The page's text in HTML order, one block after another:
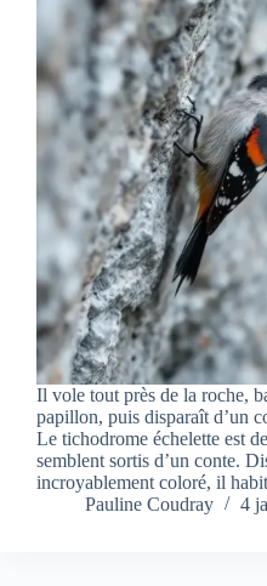
Il vole tout près de la roche,
papillon, puis disparaît d’un
Le tichodrome échelette est
semblent sortis d’un conte.
incroyablement coloré, il
Pauline Coudray
4